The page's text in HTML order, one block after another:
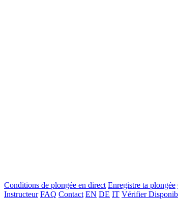
Conditions de plongée en direct Enregistre ta plongée
Instructeur FAQ Contact EN DE IT Vérifier